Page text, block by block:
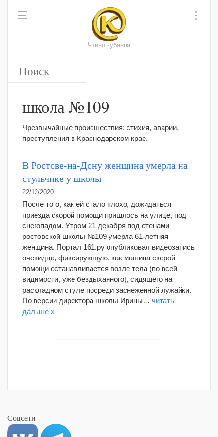
Чтиво кубанца
школа №109
Чрезвычайные происшествия: стихия, аварии,
преступления в Краснодарском крае.
В Ростове-на-Дону женщина умерла на
стульчике у школы
22/12/2020
После того, как ей стало плохо, дожидаться
приезда скорой помощи пришлось на улице, под
снегопадом. Утром 21 декабря под стенами
ростовской школы №109 умерла 61-летняя
женщина. Портал 161.ру опубликовал видеозапись
очевидца, фиксирующую, как машина скорой
помощи останавливается возле тела (по всей
видимости, уже бездыханного), сидящего на
раскладном стуле посреди заснеженной лужайки.
По версии директора школы Ирины… читать
дальше »
Соцсети